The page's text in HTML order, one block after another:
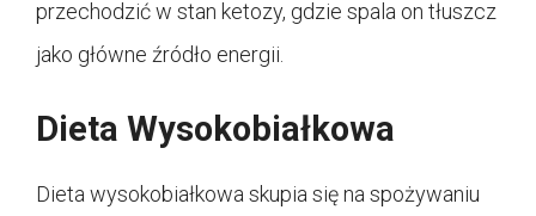
przechodzić w stan ketozy, gdzie spala on tłuszcz
jako główne źródło energii.
Dieta Wysokobiałkowa
Dieta wysokobiałkowa skupia się na spożywaniu